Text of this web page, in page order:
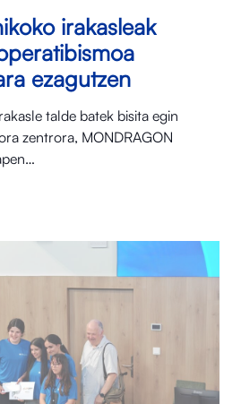
irakasleak
ezagutzen
talde batek bisita egin
zentrora, MONDRAGON